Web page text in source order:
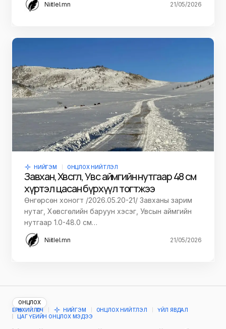
Niitlel.mn 21/05/2026
НИЙГЭМ ОНЦЛОХ НИЙТЛЭЛ
Завхан, Хөвсгөл, Увс аймгийн нутгаар 48 см
хүртэл цасан бүрхүүл тогтжээ
Өнгөрсөн хоногт /2026.05.20-21/ Завханы зарим
нутаг, Хөвсгөлийн баруун хэсэг, Увсын аймгийн
нутгаар 1.0-48.0 см…
Niitlel.mn 21/05/2026
ОНЦЛОХ
ЕРӨНХИЙЛӨГЧ
НИЙГЭМ ОНЦЛОХ НИЙТЛЭЛ
ҮЙЛ ЯВДАЛ
ЦАГ ҮЕИЙН ОНЦЛОХ МЭДЭЭ